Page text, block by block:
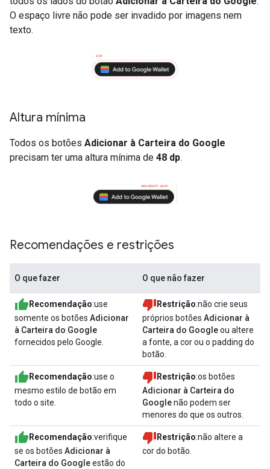
O espaço livre não pode ser invadido por imagens nem
texto.
Altura mínima
Todos os botões Adicionar à Carteira do Google
precisam ter uma altura mínima de 48 dp.
Recomendações e restrições
O que fazer O que não fazer
Recomendação:use
somente os botões Adicionar
à Carteira do Google
fornecidos pelo Google.
Restrição:não crie seus
próprios botões Adicionar à
Carteira do Googleou altere
a fonte, a cor ou o padding do
botão.
Recomendação:use o
mesmo estilo de botão em
todo o site.
Restrição:os botões
Adicionar à Carteira do
Googlenão podem ser
menores do que os outros.
Recomendação:verifique
se os botões Adicionar à
Carteira do Googleestão do
Restrição:não altere a
cor do botão.